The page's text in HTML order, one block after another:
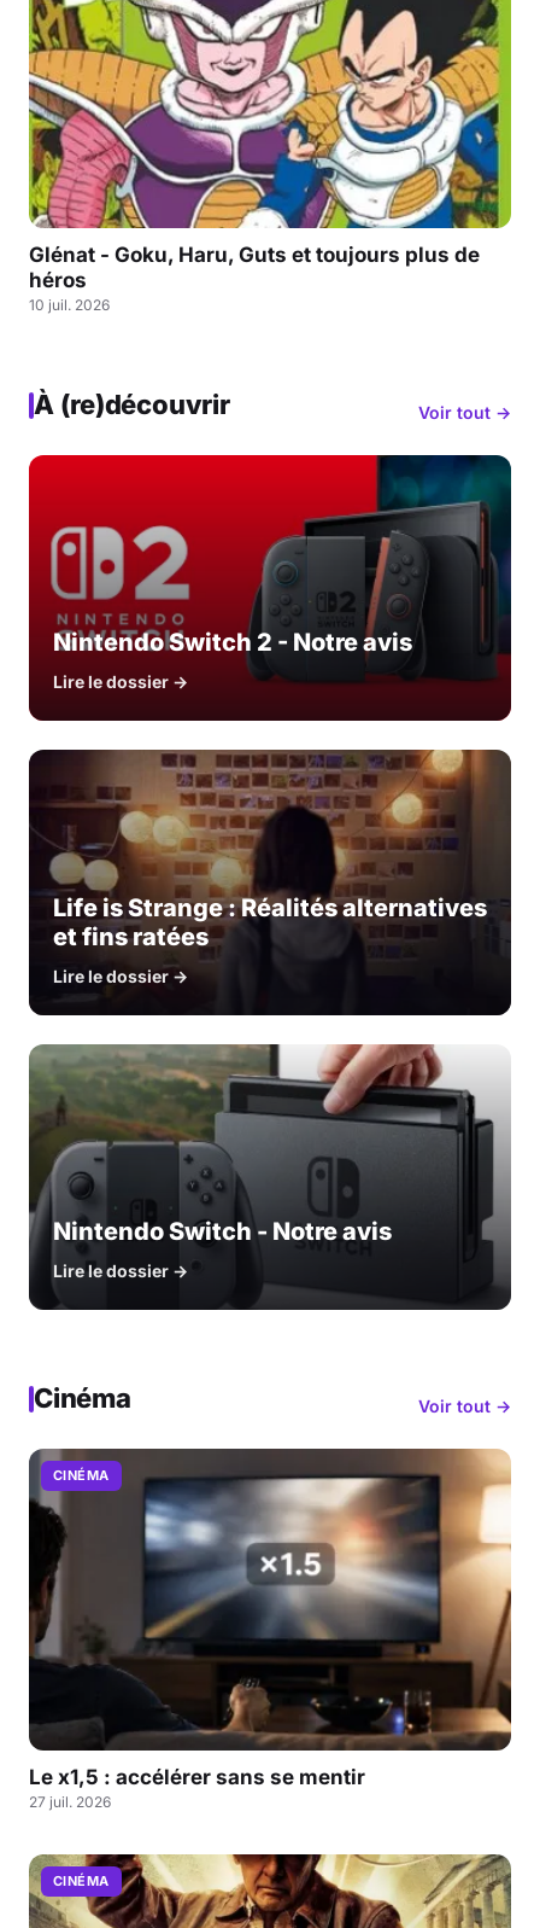
Glénat - Goku, Haru, Guts et toujours plus de
héros
10 juil. 2026
À (re)découvrir Voir tout →
Nintendo Switch 2 - Notre avis
Lire le dossier →
Life is Strange : Réalités alternatives
et fins ratées
Lire le dossier →
Nintendo Switch - Notre avis
Lire le dossier →
Cinéma Voir tout →
CINÉMA
Le x1,5 : accélérer sans se mentir
27 juil. 2026
CINÉMA